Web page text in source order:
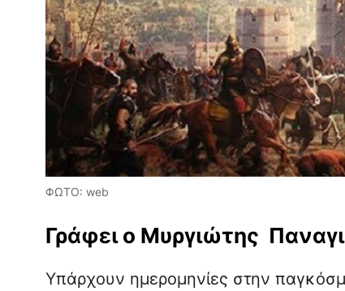
ΦΩΤΟ: web
Γράφει ο Μυργιώτης
Υπάρχουν ημερομηνίες στην